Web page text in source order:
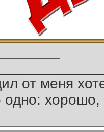
от меня
одно: